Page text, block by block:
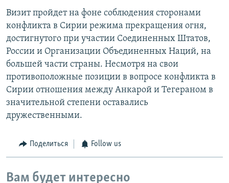
Визит пройдет на фоне соблюдения сторонами
конфликта в Сирии режима прекращения огня,
достигнутого при участии Соединенных Штатов,
России и Организации Объединенных Наций, на
большей части страны. Несмотря на свои
противоположные позиции в вопросе конфликта в
Сирии отношения между Анкарой и Тегераном в
значительной степени оставались
дружественными.
Поделиться Follow us
Вам будет интересно